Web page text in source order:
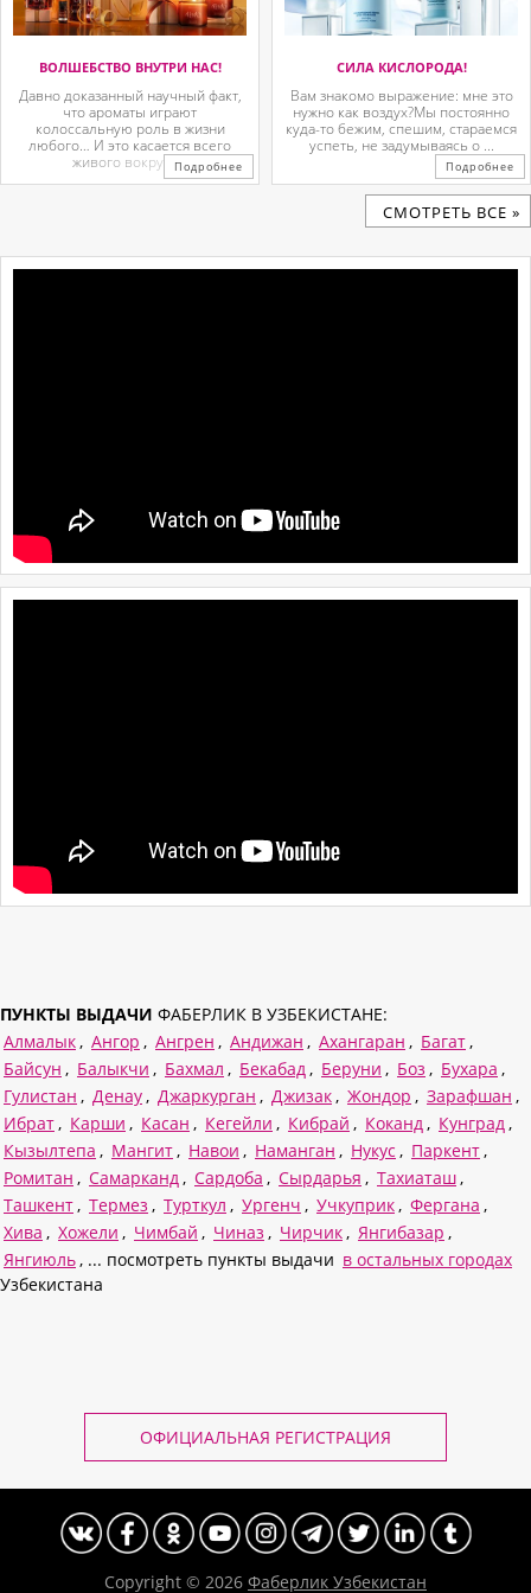
ВОЛШЕБСТВО ВНУТРИ НАС!
Давно доказанный научный факт,
что ароматы играют
колоссальную роль в жизни
любого… И это касается всего
живого вокруг. ...Подробнее
СИЛА КИСЛОРОДА!
Вам знакомо выражение: мне это
нужно как воздух?Мы постоянно
куда-то бежим, спешим, стараемся
успеть, не задумываясь о ...
Подробнее
CМОТРЕТЬ ВСЕ »
ПУНКТЫ ВЫДАЧИ ФАБЕРЛИК В УЗБЕКИСТАНЕ:
Алмалык , Ангор , Ангрен , Андижан , Ахангаран , Багат ,
Байсун , Балыкчи , Бахмал , Бекабад , Беруни , Боз , Бухара ,
Гулистан , Денау , Джаркурган , Джизак , Жондор , Зарафшан ,
Ибрат , Карши , Касан , Кегейли , Кибрай , Коканд , Кунград ,
Кызылтепа , Мангит , Навои , Наманган , Нукус , Паркент ,
Ромитан , Самарканд , Сардоба , Сырдарья , Тахиаташ ,
Ташкент , Термез , Турткул , Ургенч , Учкуприк , Фергана ,
Хива , Хожели , Чимбай , Чиназ , Чирчик , Янгибазар ,
Янгиюль , ... посмотреть пункты выдачи в остальных городах
Узбекистана
ОФИЦИАЛЬНАЯ РЕГИСТРАЦИЯ
Copyright © 2026 Фаберлик Узбекистан